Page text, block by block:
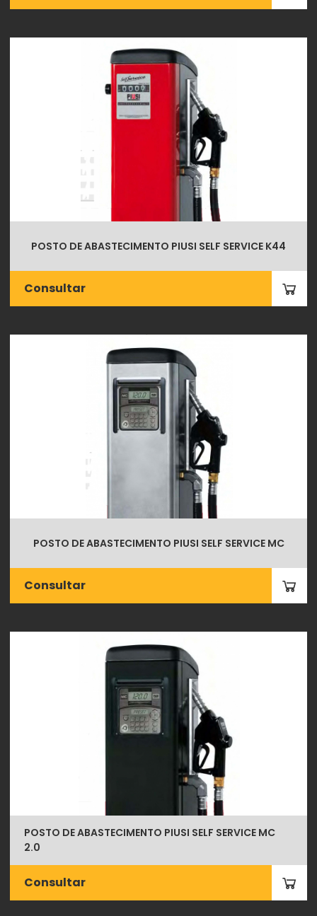
POSTO DE ABASTECIMENTO PIUSI SELF SERVICE K44
Consultar
POSTO DE ABASTECIMENTO PIUSI SELF SERVICE MC
Consultar
POSTO DE ABASTECIMENTO PIUSI SELF SERVICE MC
2.0
Consultar